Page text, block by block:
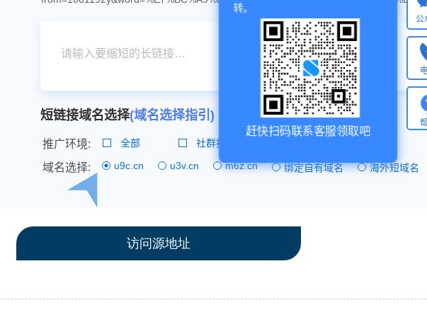
访问源地址